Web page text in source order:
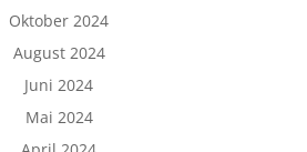
Oktober 2024
August 2024
Juni 2024
Mai 2024